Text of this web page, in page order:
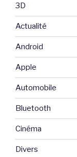
3D
Actualité
Android
Apple
Automobile
Bluetooth
Cinéma
Divers